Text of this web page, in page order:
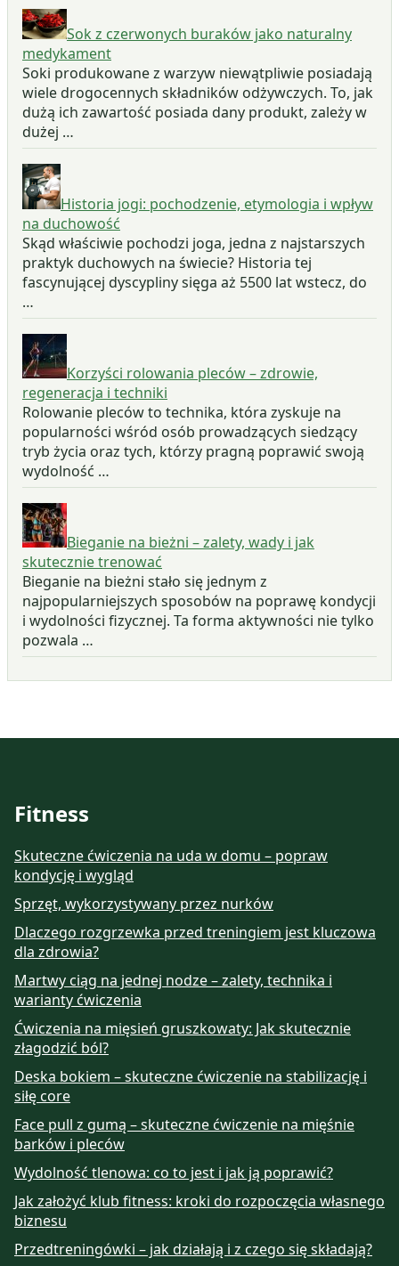
Sok z czerwonych buraków jako naturalny
medykament
Soki produkowane z warzyw niewątpliwie posiadają
wiele drogocennych składników odżywczych. To, jak
dużą ich zawartość posiada dany produkt, zależy w
dużej …
Historia jogi: pochodzenie, etymologia i wpływ
na duchowość
Skąd właściwie pochodzi joga, jedna z najstarszych
praktyk duchowych na świecie? Historia tej
fascynującej dyscypliny sięga aż 5500 lat wstecz, do
…
Korzyści rolowania pleców – zdrowie,
regeneracja i techniki
Rolowanie pleców to technika, która zyskuje na
popularności wśród osób prowadzących siedzący
tryb życia oraz tych, którzy pragną poprawić swoją
wydolność …
Bieganie na bieżni – zalety, wady i jak
skutecznie trenować
Bieganie na bieżni stało się jednym z
najpopularniejszych sposobów na poprawę kondycji
i wydolności fizycznej. Ta forma aktywności nie tylko
pozwala …
Fitness
Skuteczne ćwiczenia na uda w domu – popraw
kondycję i wygląd
Sprzęt, wykorzystywany przez nurków
Dlaczego rozgrzewka przed treningiem jest kluczowa
dla zdrowia?
Martwy ciąg na jednej nodze – zalety, technika i
warianty ćwiczenia
Ćwiczenia na mięsień gruszkowaty: Jak skutecznie
złagodzić ból?
Deska bokiem – skuteczne ćwiczenie na stabilizację i
siłę core
Face pull z gumą – skuteczne ćwiczenie na mięśnie
barków i pleców
Wydolność tlenowa: co to jest i jak ją poprawić?
Jak założyć klub fitness: kroki do rozpoczęcia własnego
biznesu
Przedtreningówki – jak działają i z czego się składają?